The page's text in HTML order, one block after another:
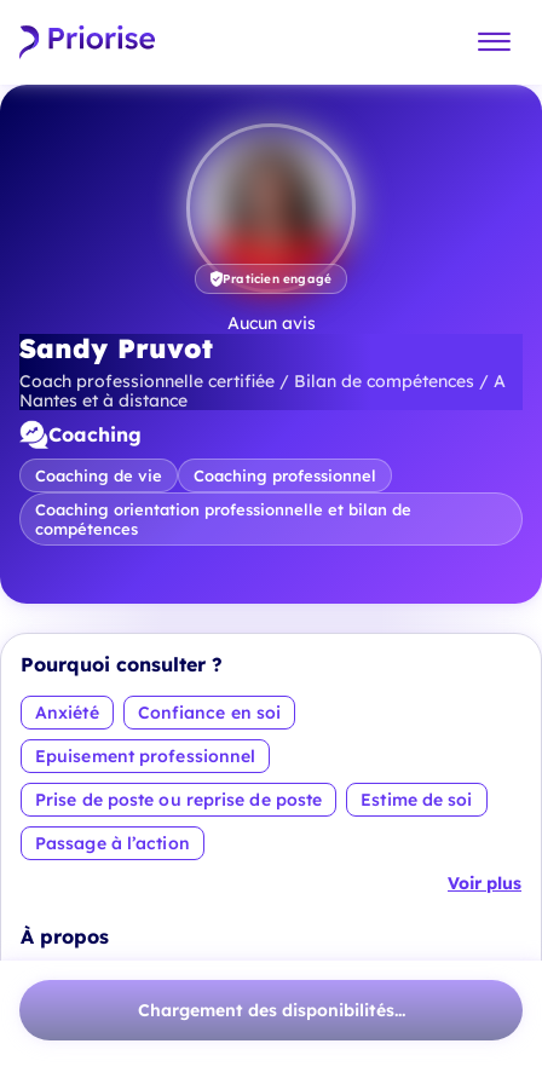
Praticien engagé
Aucun avis
Sandy Pruvot
Coach professionnelle certifiée / Bilan de compétences / A
Nantes et à distance
Coaching
Coaching de vie
Coaching professionnel
Coaching orientation professionnelle et bilan de
compétences
Pourquoi consulter ?
Anxiété
Confiance en soi
Epuisement professionnel
Prise de poste ou reprise de poste
Estime de soi
Passage à l’action
Voir plus
À propos
Coaching professionnel et bilan de compétences à
Nantes
Chargement des disponibilités...